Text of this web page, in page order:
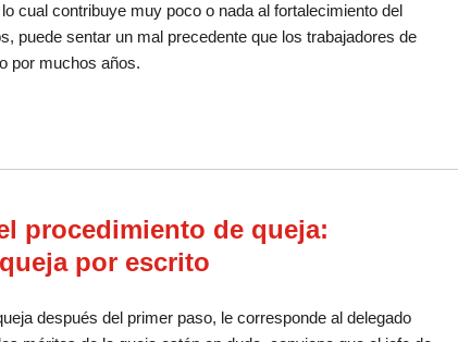
cual contribuye muy poco o nada al fortalecimiento del
puede sentar un mal precedente que los trabajadores de
por muchos años.
procedimiento de queja:
por escrito
después del primer paso, le corresponde al delegado